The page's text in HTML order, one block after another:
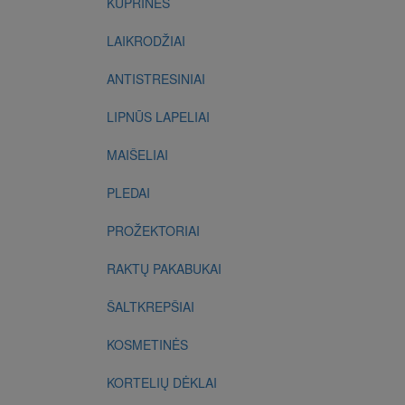
LAIKRODŽIAI
ANTISTRESINIAI
LIPNŪS LAPELIAI
MAIŠELIAI
PLEDAI
PROŽEKTORIAI
RAKTŲ PAKABUKAI
ŠALTKREPŠIAI
KOSMETINĖS
KORTELIŲ DĖKLAI